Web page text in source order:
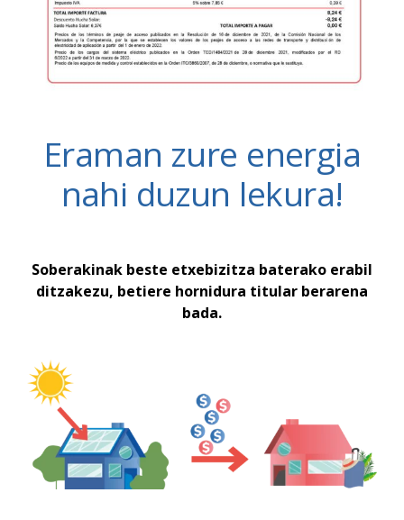
Eraman zure energia
nahi duzun lekura!
Soberakinak beste etxebizitza baterako erabil
ditzakezu, betiere hornidura titular berarena
bada.